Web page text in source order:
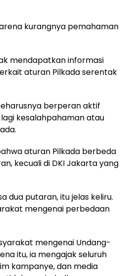
kurangnya pemahaman
mendapatkan informasi
aturan Pilkada serentak
berperan aktif
kesalahpahaman atau
aturan Pilkada berbeda
kecuali di DKI Jakarta yang
dua putaran, itu jelas keliru.
mengenai perbedaan
mengenai Undang-
itu, ia mengajak seluruh
kampanye, dan media